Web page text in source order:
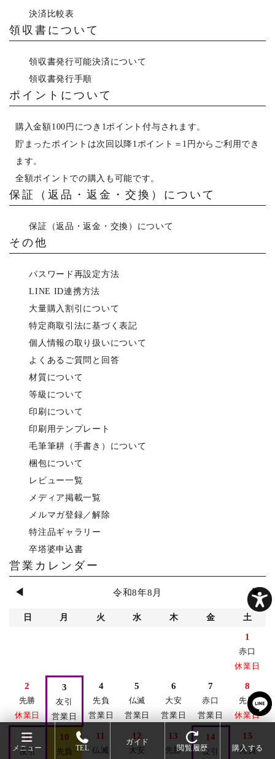
決済比較表
領収書について
領収書発行可能決済について
領収書発行手順
ポイントについて
購入金額100円につき1ポイント付与されます。
貯まったポイントは次回以降1ポイント＝1円からご利用でき
ます。
全額ポイントでの購入も可能です。
保証（返品・返金・交換）について
保証（返品・返金・交換）について
その他
パスワード再設定方法
LINE ID連携方法
大量購入割引について
特定商取引法に基づく表記
個人情報の取り扱いについて
よくあるご質問と回答
材質について
等級について
印刷について
印刷用テンプレート
毛筆筆耕（手書き）について
梱包について
レビュー一覧
メディア掲載一覧
メルマガ登録／解除
特注品ギャラリー
卒塔婆申込書
営業カレンダー
◀ 令和8年8月 ▶
日 月 火 水 木 金 土
1
赤口
休業日
2
先勝
休業日
3
友引
営業日
4
先負
営業日
5
仏滅
営業日
6
大安
営業日
7
赤口
営業日
8
先勝
休業日
9
友引
10
先負
11
仏滅
12
大安
13
先勝
14
友引
15
先負
メニュー TEL
ガイド
閲覧履歴 購入する